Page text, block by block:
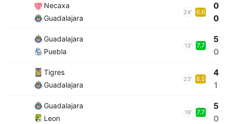
Necaxa
Guadalajara
24' 6.6
0
0
Guadalajara
Puebla
13' 7.7
5
0
Tigres
Guadalajara
23' 6.5
4
1
Guadalajara
Leon
19' 7.7
5
0